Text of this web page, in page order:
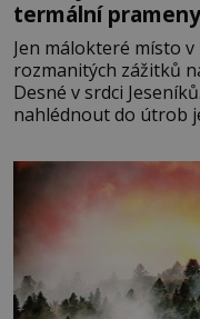
termální prameny
Jen málokteré místo
rozmanitých zážitků
Desné v srdci
nahlédnout do útrob
se na koloběžce a
Velkých Losinách